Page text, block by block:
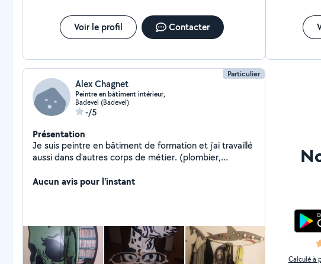
Voir le profil Contacter
Particulier
Alex Chagnet
Peintre en bâtiment intérieur,
Badevel (Badevel)
-/5
Présentation
Je suis peintre en bâtiment de formation et j'ai travaillé
aussi dans d'autres corps de métier. (plombier,
structure métallique, monteur d'échafaudages,
propre dans mon travail.
Aucun avis pour l'instant
Calculé à